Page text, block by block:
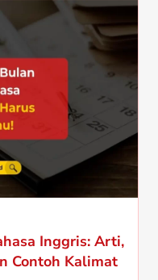
Inggris: Arti,
Contoh Kalimat